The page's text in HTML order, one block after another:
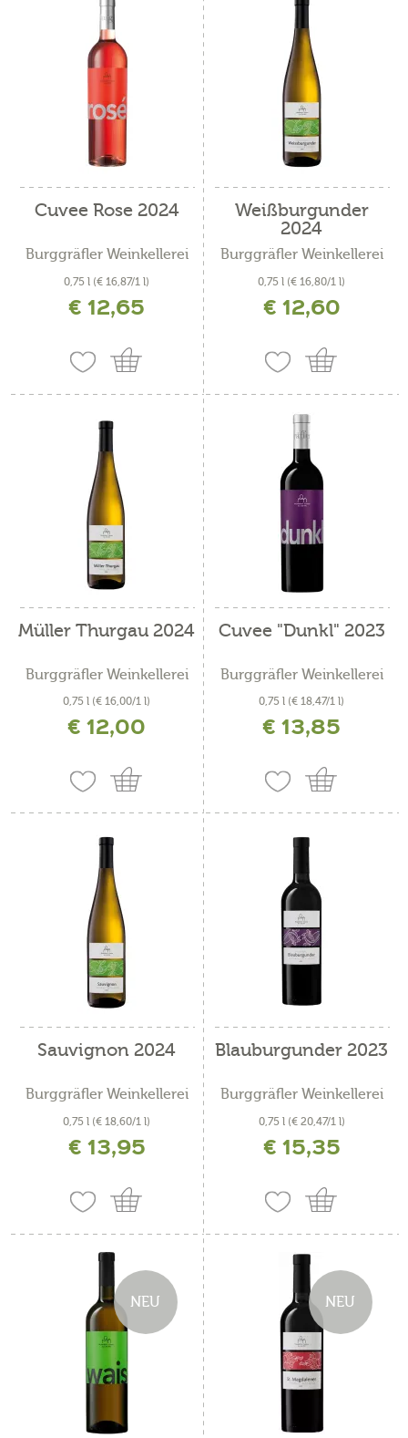
Cuvee Rose 2024
Burggräfler Weinkellerei
0,75 l (€ 16,87/1 l)
inkl. MwSt. zzgl. Versandkosten
€ 12,65
Weißburgunder
2024
Burggräfler Weinkellerei
0,75 l (€ 16,80/1 l)
inkl. MwSt. zzgl. Versandkosten
€ 12,60
Müller Thurgau 2024
Burggräfler Weinkellerei
0,75 l (€ 16,00/1 l)
inkl. MwSt. zzgl. Versandkosten
€ 12,00
Cuvee "Dunkl" 2023
Burggräfler Weinkellerei
0,75 l (€ 18,47/1 l)
inkl. MwSt. zzgl. Versandkosten
€ 13,85
Sauvignon 2024
Burggräfler Weinkellerei
0,75 l (€ 18,60/1 l)
€ 13,95
Blauburgunder 2023
Burggräfler Weinkellerei
0,75 l (€ 20,47/1 l)
€ 15,35
NEU NEU